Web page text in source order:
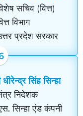
सचिव (वित्त)
विभाग
प्रदेश सरकार
धीरेन्द्र सिंह सिन्हा
निदेशक
सिन्हा एंड कंपनी